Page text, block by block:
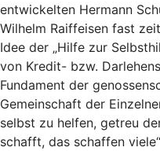
entwickelten Hermann
Wilhelm Raiffeisen fast
Idee der „Hilfe zur
von Kredit- bzw.
Fundament der
Gemeinschaft der
selbst zu helfen, getreu
schafft, das schaffen